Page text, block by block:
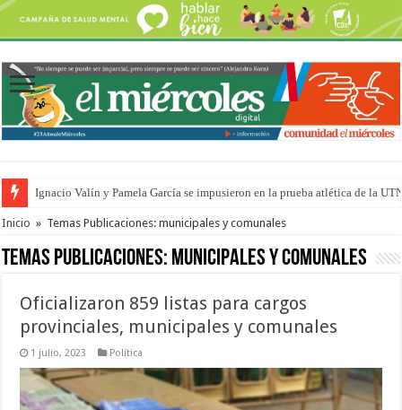
Ignacio Valín y Pamela García se impusieron en la prueba atlética de la
Traigo el litoral en mi canción: 100 años de Aníbal Sampayo
Inicio » Temas Publicaciones: municipales y comunales
Temas Publicaciones: municipales y comunales
Oficializaron 859 listas para cargos
provinciales, municipales y comunales
1 julio, 2023 Política